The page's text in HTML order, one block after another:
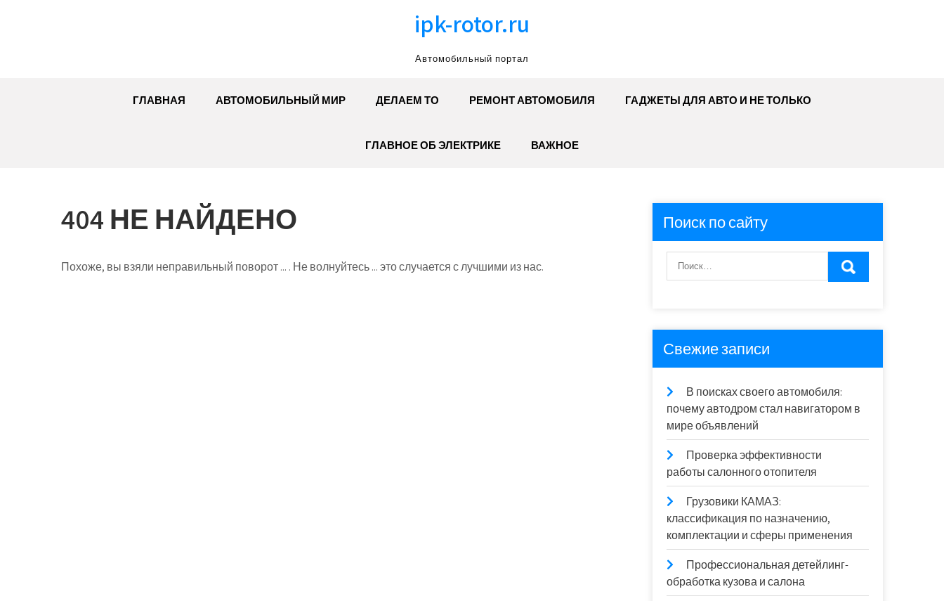
ipk-rotor.ru
Автомобильный портал
ГЛАВНАЯ АВТОМОБИЛЬНЫЙ МИР ДЕЛАЕМ ТО РЕМОНТ АВТОМОБИЛЯ ГАДЖЕТЫ ДЛЯ АВТО И НЕ ТОЛЬКО
ГЛАВНОЕ ОБ ЭЛЕКТРИКЕ ВАЖНОЕ
404 НЕ НАЙДЕНО
Похоже, вы взяли неправильный поворот ... . Не волнуйтесь ... это случается с лучшими из нас.
Поиск по сайту
Свежие записи
В поисках своего автомобиля:
почему автодром стал навигатором в
мире объявлений
Проверка эффективности
работы салонного отопителя
Грузовики КАМАЗ:
классификация по назначению,
комплектации и сферы применения
Профессиональная детейлинг-
обработка кузова и салона